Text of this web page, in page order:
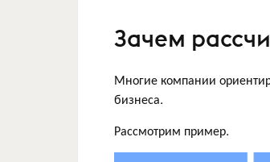
Зачем
Многие компании
бизнеса.
Рассмотрим пример.